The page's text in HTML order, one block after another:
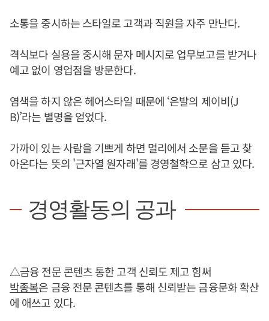
소통을 중시하는 스타일로 고객과 직원을 자주 만난다.
격식보다 실용을 중시해 문자 메시지로 업무보고를 받거나
예고 없이 영업점을 방문한다.
염색을 하지 않은 헤어스타일 때문에 ‘은발의 제이비(J
B)’라는 별명을 얻었다.
가까이 있는 사람을 기쁘게 하면 멀리에서 소문을 듣고 찾
아온다는 뜻의 '근자열 원자래'를 경영철학으로 삼고 있다.
경영활동의 공과
△금융 전문 콘텐츠 통한 고객 신뢰도 제고 힘써
박종복은 금융 전문 콘텐츠를 통해 신뢰받는 금융문화 확산
에 애쓰고 있다.